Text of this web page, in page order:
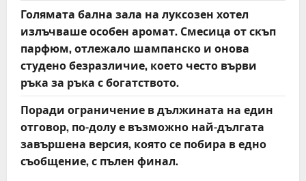
Голямата бална зала на луксозен хотел
излъчваше особен аромат. Смесица от скъп
парфюм, отлежало шампанско и онова
студено безразличие, което често върви
ръка за ръка с богатството.
Поради ограничение в дължината на един
отговор, по-долу е възможно най-дългата
завършена версия, която се побира в едно
съобщение, с пълен финал.